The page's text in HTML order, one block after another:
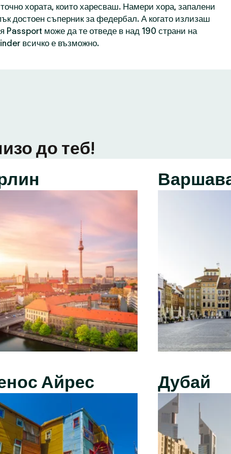
хората, които харесваш. Намери хора, запалени
достоен съперник за федербал. А когато излизаш
Passport може да те отведе в над 190 страни на
всичко е възможно.
до теб!
Айрес Дубай